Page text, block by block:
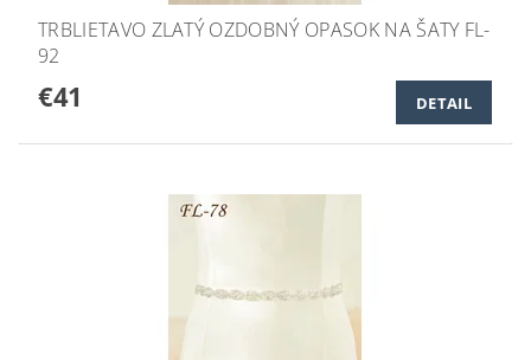
TRBLIETAVO ZLATÝ OZDOBNÝ OPASOK NA ŠATY FL-
92
€41 DETAIL